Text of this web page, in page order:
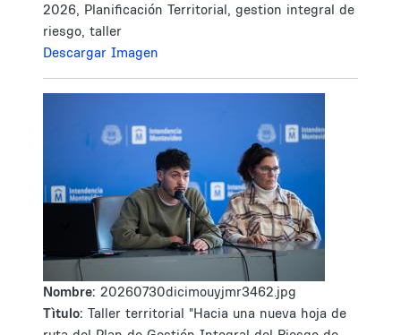
2026, Planificación Territorial, gestion integral de
riesgo, taller
Descargar Imagen
Nombre: 20260730dicimouyjmr3462.jpg
Tìtulo: Taller territorial "Hacia una nueva hoja de